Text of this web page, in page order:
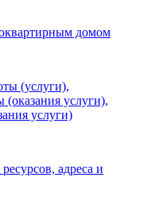
домом
(услуги),
услуги),
услуги)
адреса и